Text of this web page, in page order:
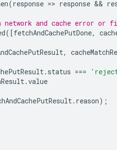
(response => response &&
and cache error or
([fetchAndCachePutDone,
,
. status ===
.value
. reason);